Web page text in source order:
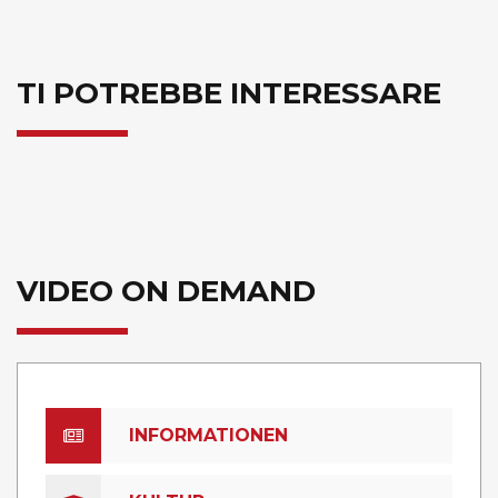
TI POTREBBE INTERESSARE
VIDEO ON DEMAND
INFORMATIONEN